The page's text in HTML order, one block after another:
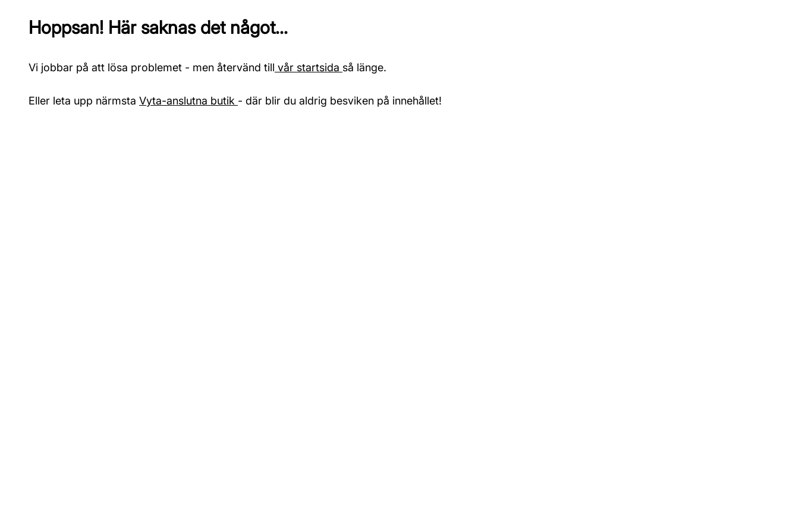
Hoppsan! Här saknas det något...
Vi jobbar på att lösa problemet - men återvänd till vår startsida så länge.
Eller leta upp närmsta Vyta-anslutna butik - där blir du aldrig besviken på innehållet!